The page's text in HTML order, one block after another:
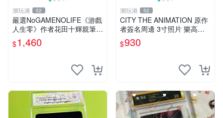
潮玩港 52
嚴選NoGAMENOLIFE《游戲
人生零》作者花田十輝親筆簽
名照片，3英寸真品收藏。簽
名經典角色周邊推薦收藏。
$1,460
潮玩港 52
CITY THE ANIMATION 原作
者簽名周邊 3寸照片 樂高卡
磚 自製限量版 nichijou city th
e animation 簽名照 卡
$930